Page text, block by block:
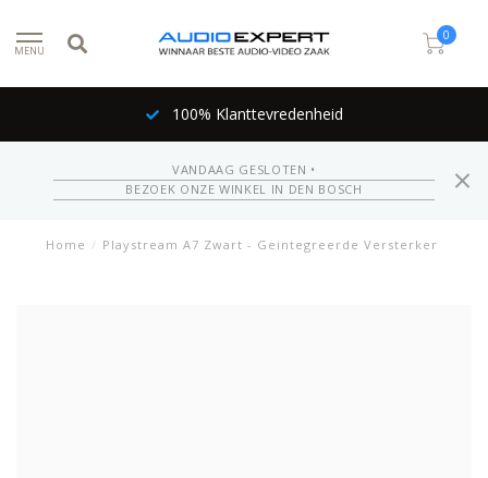
MENU
0
100% Klanttevredenheid
VANDAAG GESLOTEN •
BEZOEK ONZE WINKEL IN DEN BOSCH
Home / Playstream A7 Zwart - Geintegreerde Versterker